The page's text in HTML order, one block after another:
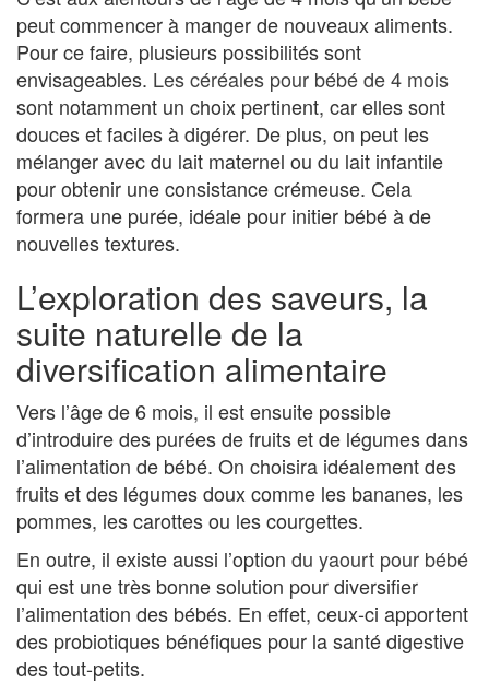
peut commencer à manger de nouveaux aliments.
Pour ce faire, plusieurs possibilités sont
envisageables. Les céréales pour bébé de 4 mois
sont notamment un choix pertinent, car elles sont
douces et faciles à digérer. De plus, on peut les
mélanger avec du lait maternel ou du lait infantile
pour obtenir une consistance crémeuse. Cela
formera une purée, idéale pour initier bébé à de
nouvelles textures.
L’exploration des saveurs, la
suite naturelle de la
diversification alimentaire
Vers l’âge de 6 mois, il est ensuite possible
d’introduire des purées de fruits et de légumes dans
l’alimentation de bébé. On choisira idéalement des
fruits et des légumes doux comme les bananes, les
pommes, les carottes ou les courgettes.
En outre, il existe aussi l’option du yaourt pour bébé
qui est une très bonne solution pour diversifier
l’alimentation des bébés. En effet, ceux-ci apportent
des probiotiques bénéfiques pour la santé digestive
des tout-petits.